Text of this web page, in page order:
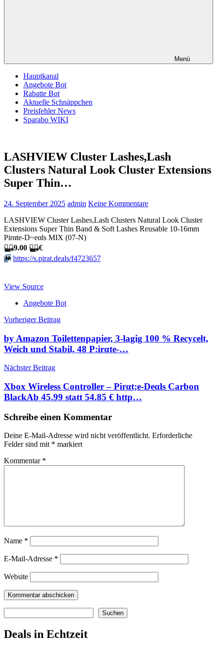
Menü
Hauptkanal
Angebote Bot
Rabatte Bot
Aktuelle Schnäppchen
Preisfehler News
Sparabo WIKI
LASHVIEW Cluster Lashes,Lash
Clusters Natural Look Cluster Extensions
Super Thin…
24. September 2025 admin Keine Kommentare
LASHVIEW Cluster Lashes,Lash Clusters Natural Look Cluster
Extensions Super Thin Band & Soft Lashes Reusable 10-16mm
Pirαtе-D~еαls MIX (07-N)
🏴‍☠️9.00 🏴‍☠️€
⏩️ https://s.pirat.deals/f4723657
View Source
Angebote Bot
Beitragsnavigation
Vorheriger Beitrag
by Amazon Toilettenpapier, 3-lagig 100 % Recycelt,
Weich und Stabil, 48 P:irαtе-…
Nächster Beitrag
Xbox Wireless Controller – Pirαt;е-Dеαls Carbon
BlackАb 45.99 statt 54.85 € http…
Schreibe einen Kommentar
Deine E-Mail-Adresse wird nicht veröffentlicht. Erforderliche
Felder sind mit * markiert
Kommentar *
Name *
E-Mail-Adresse *
Website
Suchen
Deals in Echtzeit